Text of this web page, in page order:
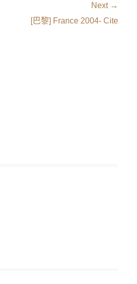
Next →
[巴黎] France 2004- Cite